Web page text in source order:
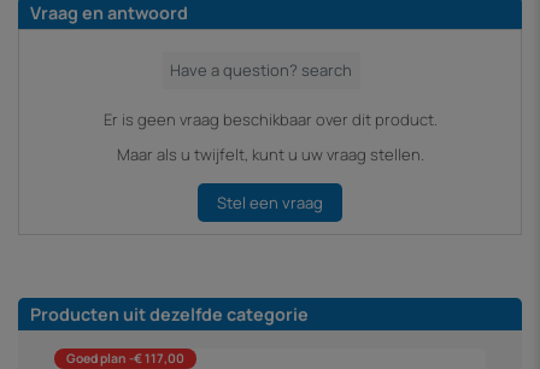
Vraag en antwoord
Er is geen vraag beschikbaar over dit product.
Maar als u twijfelt, kunt u uw vraag stellen.
Stel een vraag
Producten uit dezelfde categorie
Goed plan -€ 117,00